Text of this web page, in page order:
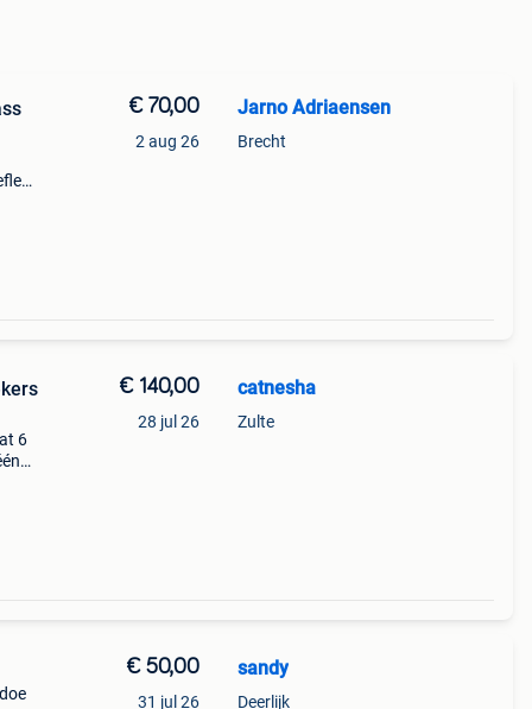
€ 70,00
2 aug 26
Jarno Adriaensen
Brecht
6
€ 140,00
28 jul 26
catnesha
Zulte
€ 50,00
31 jul 26
sandy
Deerlijk